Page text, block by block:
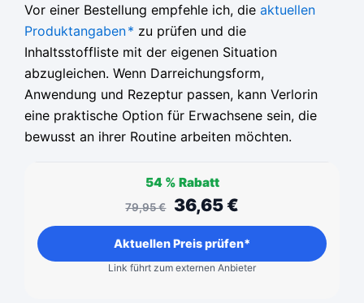
Vor einer Bestellung empfehle ich, die aktuellen
Produktangaben* zu prüfen und die
Inhaltsstoffliste mit der eigenen Situation
abzugleichen. Wenn Darreichungsform,
Anwendung und Rezeptur passen, kann Verlorin
eine praktische Option für Erwachsene sein, die
bewusst an ihrer Routine arbeiten möchten.
54 % Rabatt
79,95€ 36,65€
Aktuellen Preis prüfen*
Link führt zum externen Anbieter